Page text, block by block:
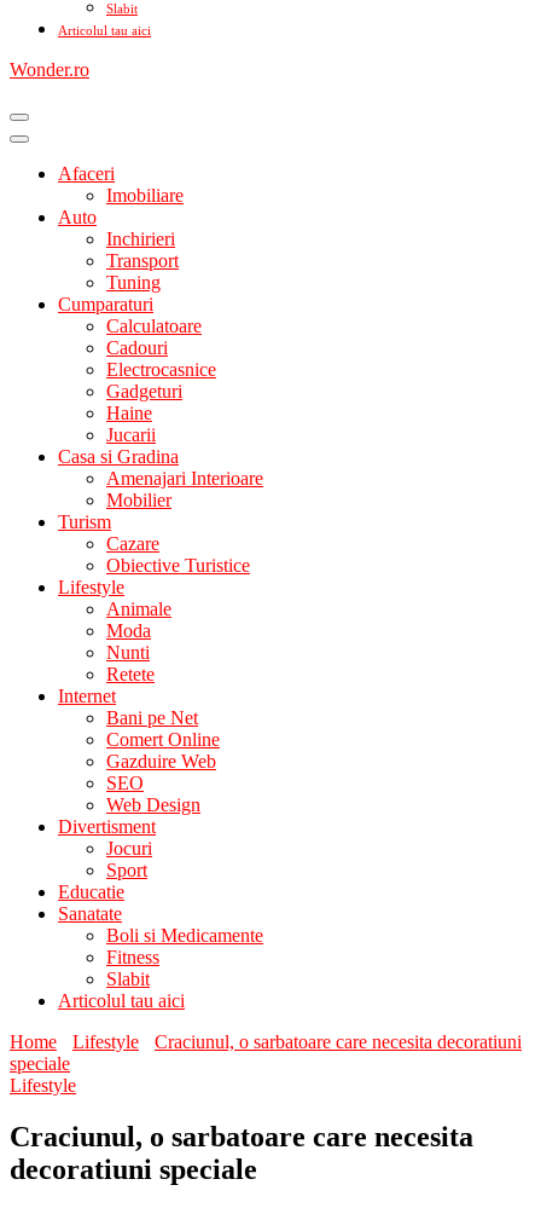
Slabit
Articolul tau aici
Wonder.ro
Afaceri
Imobiliare
Auto
Inchirieri
Transport
Tuning
Cumparaturi
Calculatoare
Cadouri
Electrocasnice
Gadgeturi
Haine
Jucarii
Casa si Gradina
Amenajari Interioare
Mobilier
Turism
Cazare
Obiective Turistice
Lifestyle
Animale
Moda
Nunti
Retete
Internet
Bani pe Net
Comert Online
Gazduire Web
SEO
Web Design
Divertisment
Jocuri
Sport
Educatie
Sanatate
Boli si Medicamente
Fitness
Slabit
Articolul tau aici
Home
Lifestyle
Craciunul, o sarbatoare care necesita decoratiuni
speciale
Lifestyle
Craciunul, o sarbatoare care necesita
decoratiuni speciale